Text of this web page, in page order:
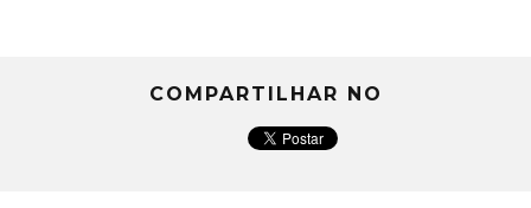
COMPARTILHAR NO